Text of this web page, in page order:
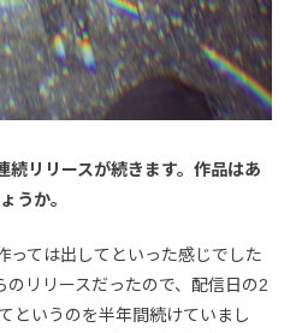
リリースが続きます。作品はあ
うか。
っては出してといった感じでした
リリースだったので、配信日の2
というのを半年間続けていまし